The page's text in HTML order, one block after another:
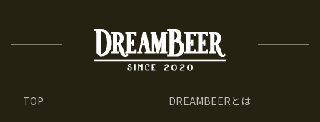
TOP DREAMBEERとは